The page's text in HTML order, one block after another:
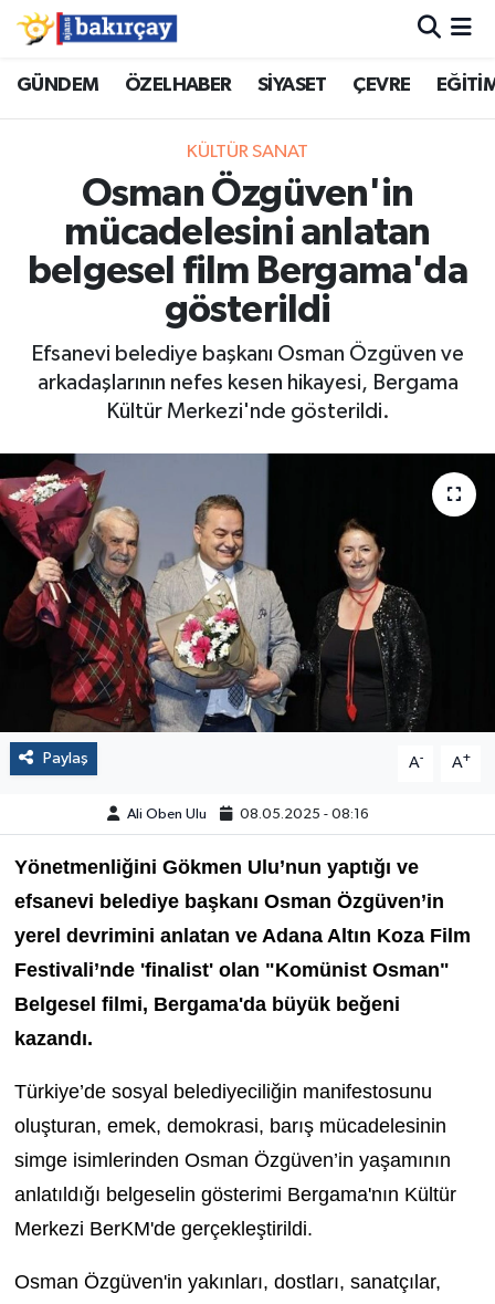
GÜNDEM ÖZELHABER SİYASET ÇEVRE
KÜLTÜR SANAT
Osman Özgüven'in
mücadelesini anlatan
belgesel film Bergama'da
gösterildi
Efsanevi belediye başkanı Osman Özgüven ve
arkadaşlarının nefes kesen hikayesi, Bergama
Kültür Merkezi'nde gösterildi.
Paylaş A- A+
Ali Oben Ulu 08.05.2025 - 08:16
Yönetmenliğini Gökmen Ulu’nun yaptığı ve
efsanevi belediye başkanı Osman Özgüven’in
yerel devrimini anlatan ve Adana Altın Koza Film
Festivali’nde 'finalist' olan "Komünist Osman"
Belgesel filmi, Bergama'da büyük beğeni
kazandı.
Türkiye’de sosyal belediyeciliğin manifestosunu
oluşturan, emek, demokrasi, barış mücadelesinin
simge isimlerinden Osman Özgüven’in yaşamının
anlatıldığı belgeselin gösterimi Bergama'nın Kültür
Merkezi BerKM'de gerçekleştirildi.
Osman Özgüven'in yakınları, dostları, sanatçılar,
İzmir Nöbetçi Eczaneler
İzmir Hava Durumu
İzmir Namaz Vakitleri
İzmir Trafik Yoğunluk Haritası
Süper Lig Puan Durumu ve Fikstür
Tüm Manşetler
Son Dakika Haberleri
Haber Arşivi